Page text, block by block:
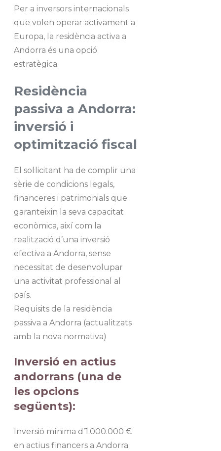
Per a inversors internacionals
que volen operar activament a
Europa, la residència activa a
Andorra és una opció
estratègica.
Residència
passiva a Andorra:
inversió i
optimització fiscal
El sol·licitant ha de complir una
sèrie de condicions legals,
financeres i patrimonials que
garanteixin la seva capacitat
econòmica, així com la
realització d’una inversió
efectiva a Andorra, sense
necessitat de desenvolupar
una activitat professional al
país.
Requisits de la residència
passiva a Andorra (actualitzats
amb la nova normativa)
Inversió en actius
andorrans (una de
les opcions
següents):
Inversió mínima d’1.000.000 €
en actius financers a Andorra.